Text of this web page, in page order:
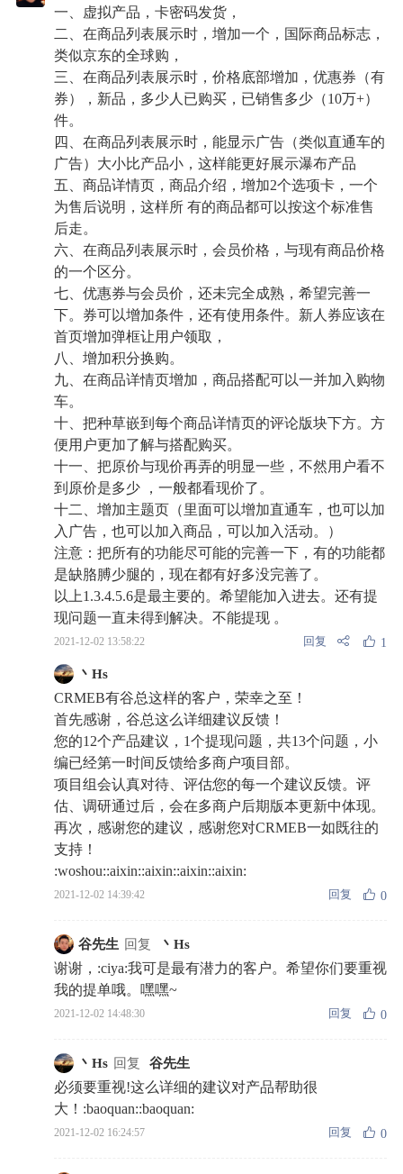
一、虚拟产品，卡密码发货，
二、在商品列表展示时，增加一个，国际商品标志，
类似京东的全球购，
三、在商品列表展示时，价格底部增加，优惠券（有
券），新品，多少人已购买，已销售多少（10万+）
件。
四、在商品列表展示时，能显示广告（类似直通车的
广告）大小比产品小，这样能更好展示瀑布产品
五、商品详情页，商品介绍，增加2个选项卡，一个
为售后说明，这样所 有的商品都可以按这个标准售
后走。
六、在商品列表展示时，会员价格，与现有商品价格
的一个区分。
七、优惠券与会员价，还未完全成熟，希望完善一
下。券可以增加条件，还有使用条件。新人券应该在
首页增加弹框让用户领取，
八、增加积分换购。
九、在商品详情页增加，商品搭配可以一并加入购物
车。
十、把种草嵌到每个商品详情页的评论版块下方。方
便用户更加了解与搭配购买。
十一、把原价与现价再弄的明显一些，不然用户看不
到原价是多少 ，一般都看现价了。
十二、增加主题页（里面可以增加直通车，也可以加
入广告，也可以加入商品，可以加入活动。）
注意：把所有的功能尽可能的完善一下，有的功能都
是缺胳膊少腿的，现在都有好多没完善了。
以上1.3.4.5.6是最主要的。希望能加入进去。还有提
现问题一直未得到解决。不能提现 。
2021-12-02 13:58:22 回复 1
丶Hs
CRMEB有谷总这样的客户，荣幸之至！
首先感谢，谷总这么详细建议反馈！
您的12个产品建议，1个提现问题，共13个问题，小
编已经第一时间反馈给多商户项目部。
项目组会认真对待、评估您的每一个建议反馈。评
估、调研通过后，会在多商户后期版本更新中体现。
再次，感谢您的建议，感谢您对CRMEB一如既往的
支持！
:woshou::aixin::aixin::aixin::aixin:
2021-12-02 14:39:42 回复 0
谷先生 回复 丶Hs
谢谢，:ciya:我可是最有潜力的客户。希望你们要重视
我的提单哦。嘿嘿~
2021-12-02 14:48:30 回复 0
丶Hs 回复 谷先生
必须要重视!这么详细的建议对产品帮助很
大！:baoquan::baoquan:
2021-12-02 16:24:57 回复 0